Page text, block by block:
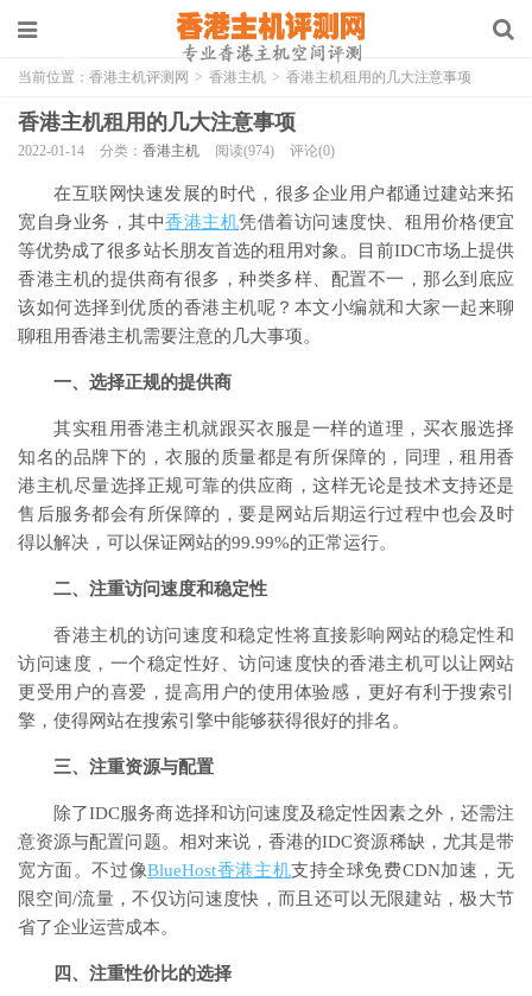
当前位置： 香港主机评测网 > 香港主机 > 香港主机租用的几大注意事项
香港主机租用的几大注意事项
2022-01-14 分类： 香港主机 阅读(974) 评论(0)
在互联网快速发展的时代，很多企业用户都通过建站来拓
宽自身业务，其中香港主机凭借着访问速度快、租用价格便宜
等优势成了很多站长朋友首选的租用对象。目前IDC市场上提供
香港主机的提供商有很多，种类多样、配置不一，那么到底应
该如何选择到优质的香港主机呢？本文小编就和大家一起来聊
聊租用香港主机需要注意的几大事项。
一、选择正规的提供商
其实租用香港主机就跟买衣服是一样的道理，买衣服选择
知名的品牌下的，衣服的质量都是有所保障的，同理，租用香
港主机尽量选择正规可靠的供应商，这样无论是技术支持还是
售后服务都会有所保障的，要是网站后期运行过程中也会及时
得以解决，可以保证网站的99.99%的正常运行。
二、注重访问速度和稳定性
香港主机的访问速度和稳定性将直接影响网站的稳定性和
访问速度，一个稳定性好、访问速度快的香港主机可以让网站
更受用户的喜爱，提高用户的使用体验感，更好有利于搜索引
擎，使得网站在搜索引擎中能够获得很好的排名。
三、注重资源与配置
除了IDC服务商选择和访问速度及稳定性因素之外，还需注
意资源与配置问题。相对来说，香港的IDC资源稀缺，尤其是带
宽方面。不过像BlueHost香港主机支持全球免费CDN加速，无
限空间/流量，不仅访问速度快，而且还可以无限建站，极大节
省了企业运营成本。
四、注重性价比的选择